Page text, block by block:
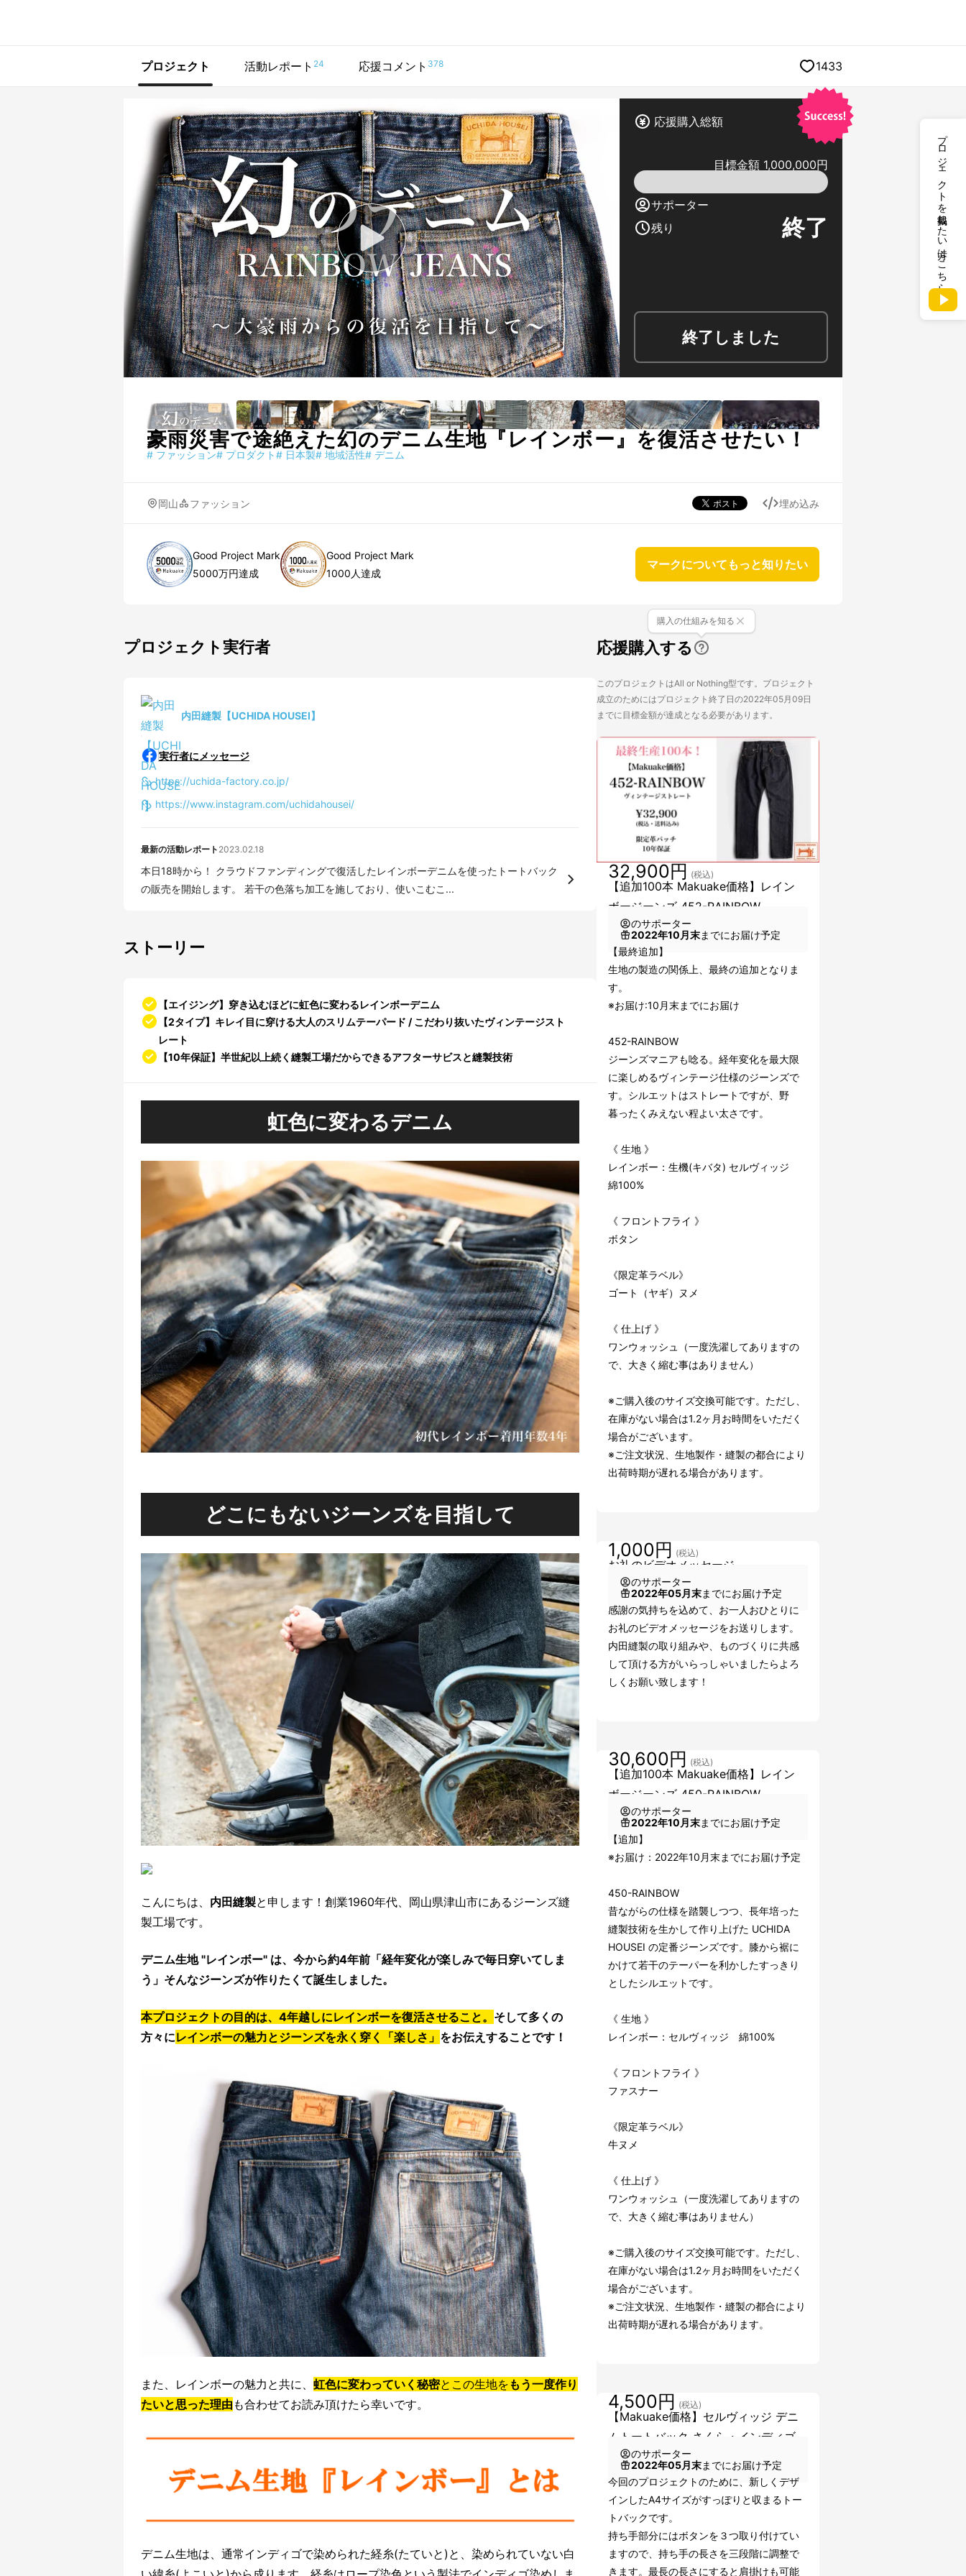
プロジェクトを掲載したい方はこちら
プロジェクト 活動レポート 24 応援コメント 378 1433
応援購入総額
目標金額 1,000,000円
サポーター
残り
終了
終了しました
豪雨災害で途絶えた幻のデニム生地『レインボー』を復活させたい！
# ファッション# プロダクト# 日本製# 地域活性# デニム
岡山 ファッション 埋め込み
Good Project Mark
5000万円達成
Good Project Mark
1000人達成
マークについてもっと知りたい
プロジェクト実行者
内田縫製【UCHIDA HOUSEI】
実行者にメッセージ
https://uchida-factory.co.jp/
https://www.instagram.com/uchidahousei/
最新の活動レポート 2023.02.18
本日18時から！ クラウドファンディングで復活したレインボーデニムを使ったトートバック
の販売を開始します。 若干の色落ち加工を施しており、使いこむこ...
ストーリー
【エイジング】穿き込むほどに虹色に変わるレインボーデニム
【2タイプ】キレイ目に穿ける大人のスリムテーパード / こだわり抜いたヴィンテージスト
レート
【10年保証】半世紀以上続く縫製工場だからできるアフターサビスと縫製技術
虹色に変わるデニム
どこにもないジーンズを目指して
こんにちは、 内田縫製と申します！創業1960年代、岡山県津山市にあるジーンズ縫
製工場です。
デニム生地 "レインボー" は、今から約4年前「経年変化が楽しみで毎日穿いてしま
う」そんなジーンズが作りたくて誕生しました。
本プロジェクトの目的は、4年越しにレインボーを復活させること。 そして多くの
方々にレインボーの魅力とジーンズを永く穿く「楽しさ」 をお伝えすることです！
また、レインボーの魅力と共に、 虹色に変わっていく秘密とこの生地を もう一度作り
たいと思った理由 も合わせてお読み頂けたら幸いです。
デニム生地は、通常インディゴで染められた経糸(たていと)と、染められていない白
応援購入する
購入の仕組みを知る
このプロジェクトはAll or Nothing型です。プロジェクト
成立のためにはプロジェクト終了日の2022年05月09日
までに目標金額が達成となる必要があります。
【追加100本 Makuake価格】レイン
ボージーンズ 452-RAINBOW
32,900円 (税込)
のサポーター
2022年10月末までにお届け予定
【最終追加】
生地の製造の関係上、最終の追加となりま
す。
※お届け:10月末までにお届け
452-RAINBOW
ジーンズマニアも唸る。経年変化を最大限
に楽しめるヴィンテージ仕様のジーンズで
す。シルエットはストレートですが、野
暮ったくみえない程よい太さです。
《 生地 》
レインボー：生機(キバタ) セルヴィッジ
綿100%
《 フロントフライ 》
ボタン
《限定革ラベル》
ゴート（ヤギ）ヌメ
《 仕上げ 》
ワンウォッシュ（一度洗濯してありますの
で、大きく縮む事はありません）
※ご購入後のサイズ交換可能です。ただし、
在庫がない場合は1.2ヶ月お時間をいただく
場合がございます。
※ご注文状況、生地製作・縫製の都合により
出荷時期が遅れる場合があります。
お礼のビデオメッセージ
1,000円 (税込)
のサポーター
2022年05月末までにお届け予定
感謝の気持ちを込めて、お一人おひとりに
お礼のビデオメッセージをお送りします。
内田縫製の取り組みや、ものづくりに共感
して頂ける方がいらっしゃいましたらよろ
しくお願い致します！
【追加100本 Makuake価格】レイン
ボージーンズ 450-RAINBOW
30,600円 (税込)
のサポーター
2022年10月末までにお届け予定
【追加】
※お届け：2022年10月末までにお届け予定
450-RAINBOW
昔ながらの仕様を踏襲しつつ、長年培った
縫製技術を生かして作り上げた UCHIDA
HOUSEI の定番ジーンズです。膝から裾に
かけて若干のテーパーを利かしたすっきり
としたシルエットです。
《 生地 》
レインボー：セルヴィッジ 綿100%
《 フロントフライ 》
ファスナー
《限定革ラベル》
牛ヌメ
《 仕上げ 》
ワンウォッシュ（一度洗濯してありますの
で、大きく縮む事はありません）
※ご購入後のサイズ交換可能です。ただし、
在庫がない場合は1.2ヶ月お時間をいただく
場合がございます。
※ご注文状況、生地製作・縫製の都合により
出荷時期が遅れる場合があります。
【Makuake価格】セルヴィッジ デニ
ムトートバック さくら・インディゴ
4,500円 (税込)
のサポーター
2022年05月末までにお届け予定
今回のプロジェクトのために、新しくデザ
インしたA4サイズがすっぽりと収まるトー
トバックです。
持ち手部分にはボタンを３つ取り付けてい
ますので、持ち手の長さを三段階に調整で
きます。最長の長さにすると肩掛けも可能